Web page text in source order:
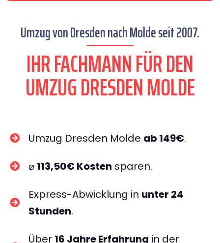
Umzug von Dresden nach Molde seit 2007.
IHR FACHMANN FÜR DEN
UMZUG DRESDEN MOLDE
Umzug Dresden Molde ab 149€.
⌀ 113,50€ Kosten sparen.
Express-Abwicklung in unter 24
Stunden.
Über 16 Jahre Erfahrung in der